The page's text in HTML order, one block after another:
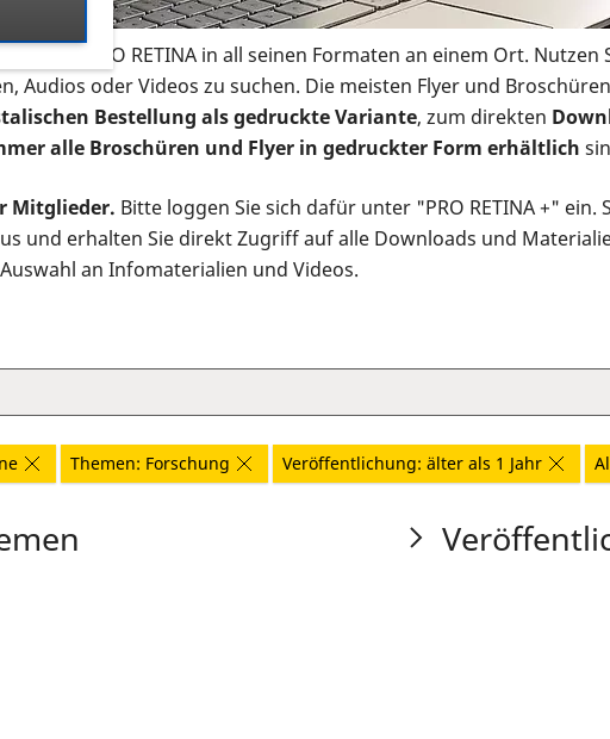
der PRO RETINA in all seinen Formaten an einem Ort.
Audios oder Videos zu suchen. Die meisten Flyer und
Bestellung als gedruckte Variante, zum direkten
alle Broschüren und Flyer in gedruckter Form erhältlich
Mitglieder. Bitte loggen Sie sich dafür unter "PRO RETINA +" ein.
und erhalten Sie direkt Zugriff auf alle Downloads und
an Infomaterialien und Videos.
Themen: Forschung Veröffentlichung: älter als 1 Jahr